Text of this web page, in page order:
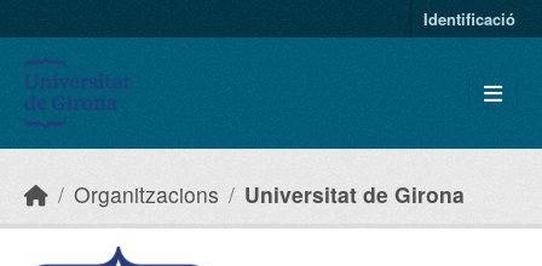
Identificació
Organitzacions Universitat de Girona